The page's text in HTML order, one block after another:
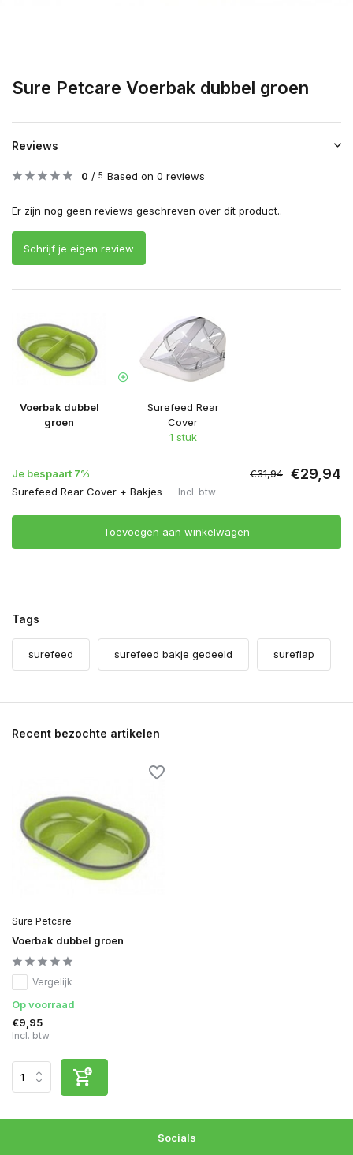
Sure Petcare Voerbak dubbel groen
Reviews
0 / 5 Based on 0 reviews
Er zijn nog geen reviews geschreven over dit product..
Schrijf je eigen review
Voerbak dubbel
groen
Surefeed Rear
Cover
1 stuk
Je bespaart 7% €31,94 €29,94
Surefeed Rear Cover + Bakjes Incl. btw
Toevoegen aan winkelwagen
Tags
surefeed surefeed bakje gedeeld sureflap
Recent bezochte artikelen
Sure Petcare
Voerbak dubbel groen
Vergelijk
Op voorraad
€9,95
Incl. btw
Socials